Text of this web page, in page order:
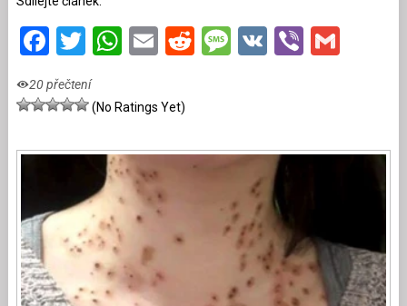
Facebook
Twitter
WhatsApp
EmailRedditMessage
VKViber
20 přečtení
(No Ratings Yet)